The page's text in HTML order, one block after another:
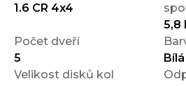
1.6 CR 4x4
5,8
Počet dveří
5
Bílá
Velikost disků kol